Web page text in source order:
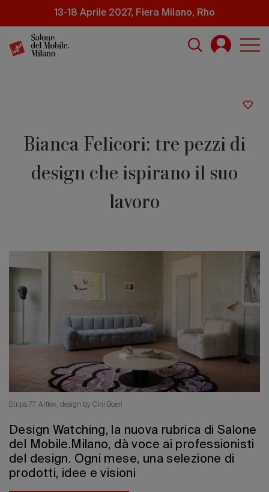
principale
13-18 Aprile 2027, Fiera Milano, Rho
Edizione
Bianca Felicori: tre pezzi di
design che ispirano il suo
lavoro
Strips 77, Arflex, design by Cini Boeri
Design Watching, la nuova rubrica di Salone
del Mobile.Milano, dà voce ai professionisti
del design. Ogni mese, una selezione di
prodotti, idee e visioni